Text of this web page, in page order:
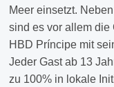
Meer einsetzt.
sind es vor allem die
HBD Príncipe mit
Jeder Gast ab 13
zu 100% in lokale